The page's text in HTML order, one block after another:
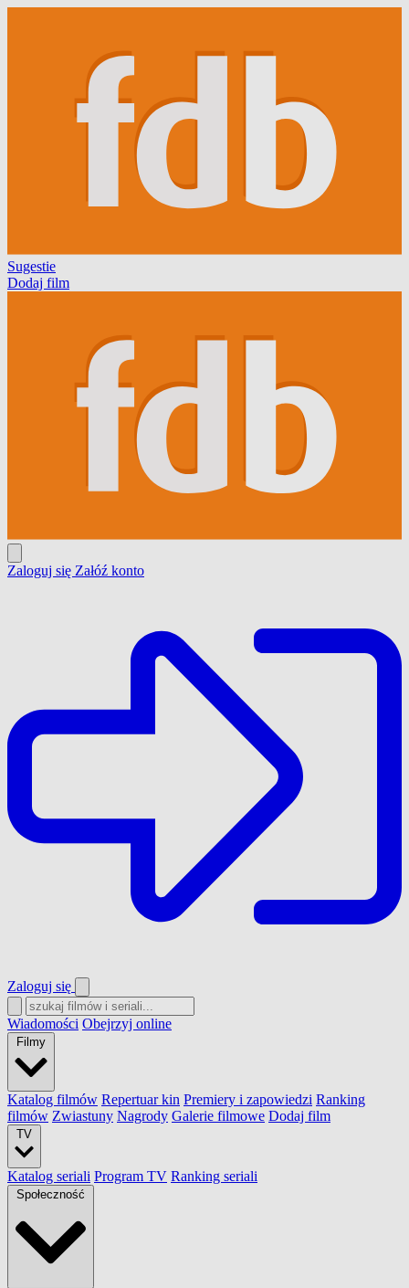
Sugestie
Dodaj film
Zaloguj się Załóź konto
Zaloguj się
Wiadomości Obejrzyj online
Filmy
Katalog filmów Repertuar kin Premiery i zapowiedzi Ranking
filmów Zwiastuny Nagrody Galerie filmowe Dodaj film
TV
Katalog seriali Program TV Ranking seriali
Społeczność